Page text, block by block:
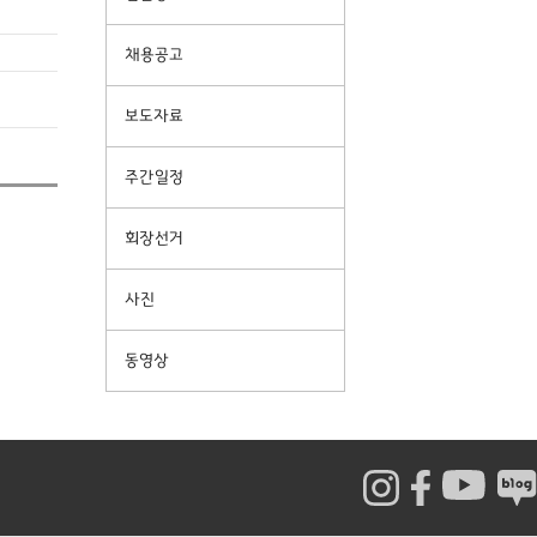
채용공고
보도자료
주간일정
회장선거
사진
동영상